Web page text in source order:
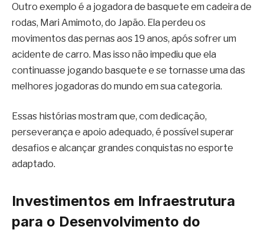
Outro exemplo é a jogadora de basquete em cadeira de
rodas, Mari Amimoto, do Japão. Ela perdeu os
movimentos das pernas aos 19 anos, após sofrer um
acidente de carro. Mas isso não impediu que ela
continuasse jogando basquete e se tornasse uma das
melhores jogadoras do mundo em sua categoria.
Essas histórias mostram que, com dedicação,
perseverança e apoio adequado, é possível superar
desafios e alcançar grandes conquistas no esporte
adaptado.
Investimentos em Infraestrutura
para o Desenvolvimento do